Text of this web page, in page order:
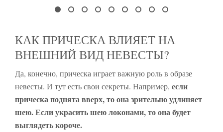
КАК ПРИЧЕСКА ВЛИЯЕТ НА
ВНЕШНИЙ ВИД НЕВЕСТЫ?
Да, конечно, прическа играет важную роль в образе
невесты. И тут есть свои секреты. Например, если
прическа поднята вверх, то она зрительно удлиняет
шею. Если украсить шею локонами, то она будет
выглядеть короче.